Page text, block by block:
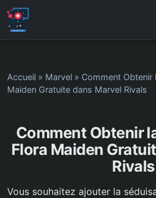
Accueil » Marvel » Comment Obtenir
Maiden Gratuite dans Marvel Rivals
Comment Obtenir
Flora Maiden
Rivals
Vous souhaitez ajouter la